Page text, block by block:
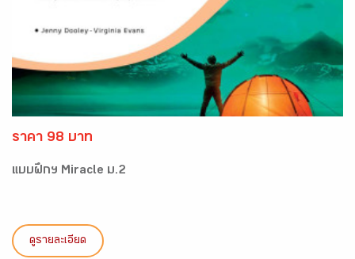
ราคา 98 บาท
แบบฝึกฯ Miracle ม.2
ดูรายละเอียด